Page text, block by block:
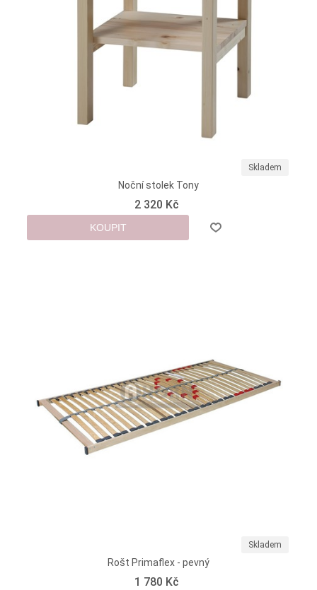
Skladem
Noční stolek Tony
2 320 Kč
KOUPIT
Skladem
Rošt Primaflex - pevný
1 780 Kč